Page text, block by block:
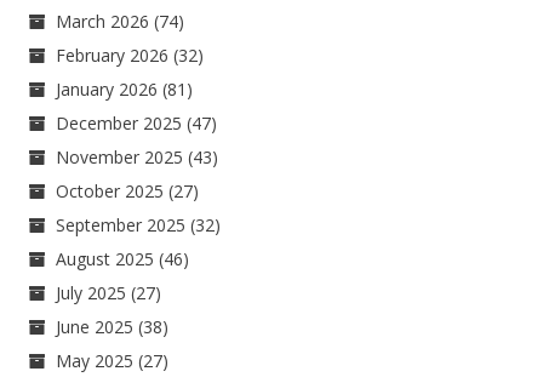
March 2026 (74)
February 2026 (32)
January 2026 (81)
December 2025 (47)
November 2025 (43)
October 2025 (27)
September 2025 (32)
August 2025 (46)
July 2025 (27)
June 2025 (38)
May 2025 (27)